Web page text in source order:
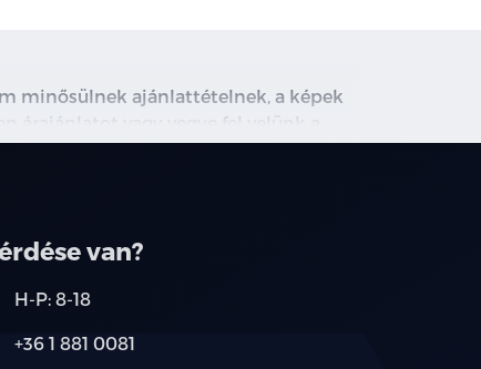
-autók, gyalogosok, kerékpárosok)
rendszer)
és sebességhatárolóval)
minősülnek ajánlattételnek, a képek
árajánlatot vagy vegye fel velünk a
induló THM tájékoztató jellegű,
van?
H-P: 8-18
+36 1 881 0081